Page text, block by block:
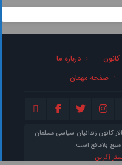
کانون
درباره ما
صفحه مهمان
کانون زندانیان سیاسی مسلمان
بلامانع است.
آگرین